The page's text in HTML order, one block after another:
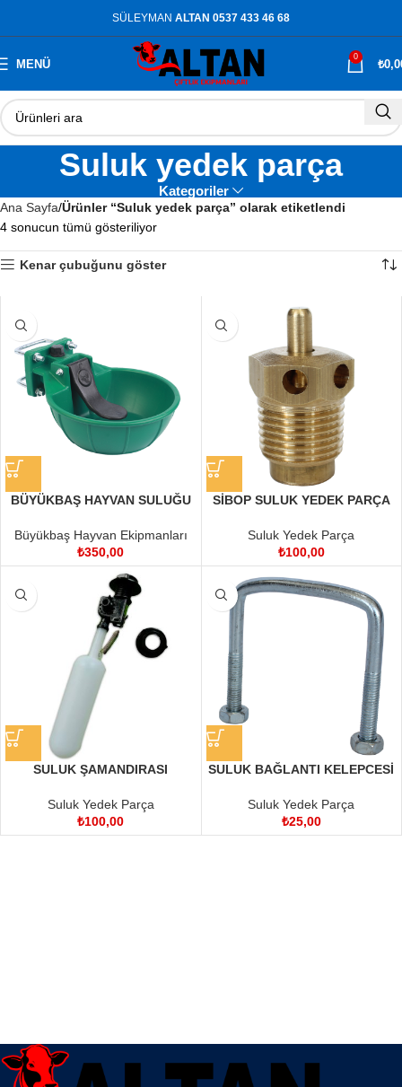
SÜLEYMAN ALTAN 0537 433 46 68
MENÜ
0
₺
Suluk yedek parça
Kategoriler
Ana Sayfa Ürünler “Suluk yedek parça” olarak etiketlendi
4 sonucun tümü gösteriliyor
Kenar çubuğunu göster
BÜYÜKBAŞ HAYVAN SULUĞU
Büyükbaş Hayvan Ekipmanları
₺350,00
SİBOP SULUK YEDEK PARÇA
Suluk Yedek Parça
₺100,00
SULUK ŞAMANDIRASI
Suluk Yedek Parça
₺100,00
SULUK BAĞLANTI KELEPCESİ
Suluk Yedek Parça
₺25,00